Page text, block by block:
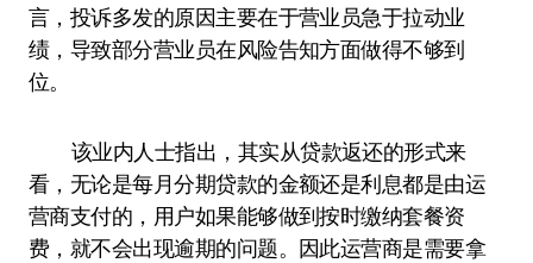
言，投诉多发的原因主要在于营业员急于拉动业
绩，导致部分营业员在风险告知方面做得不够到
位。
该业内人士指出，其实从贷款返还的形式来
看，无论是每月分期贷款的金额还是利息都是由运
营商支付的，用户如果能够做到按时缴纳套餐资
费，就不会出现逾期的问题。因此运营商是需要拿